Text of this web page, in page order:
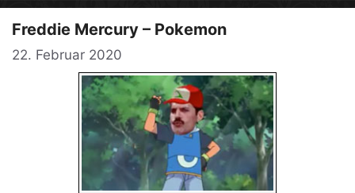
Freddie Mercury – Pokemon
22. Februar 2020